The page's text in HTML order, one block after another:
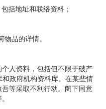
括地址和联络资料；
品的详情。
人资料，包括但不限于破产
政府机构资料库。在某些情
等采取不利行动。阁下同意